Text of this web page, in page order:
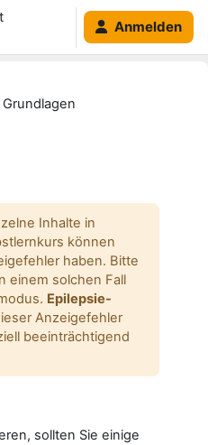
Anmelden
Inhalte in
können
haben. Bitte
einem solchen Fall
Epilepsie-
Anzeigefehler
beeinträchtigend
sollten Sie einige